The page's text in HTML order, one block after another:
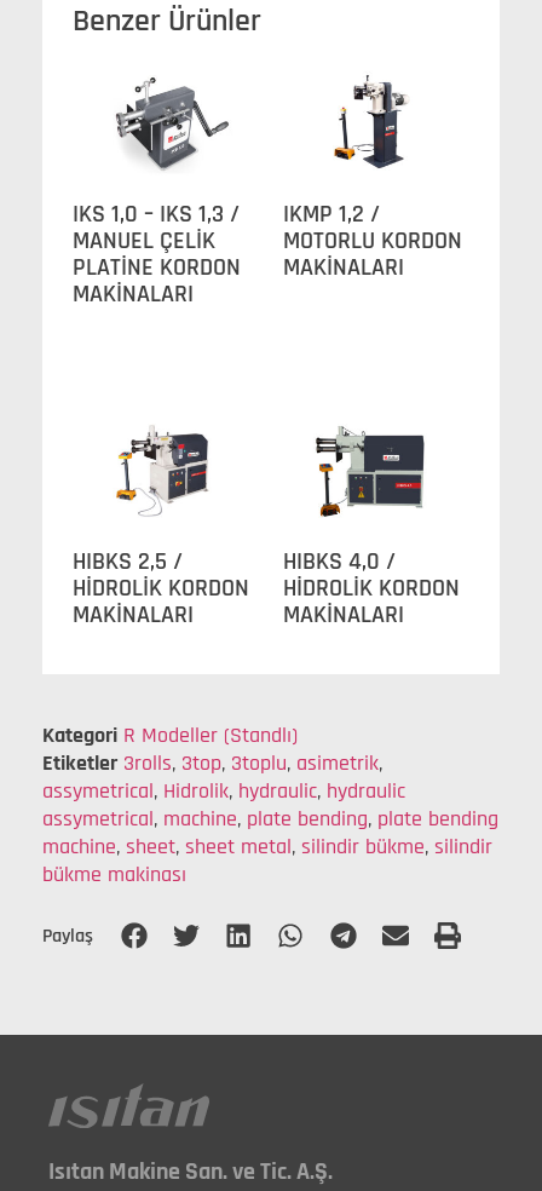
Benzer Ürünler
IKS 1,0 – IKS 1,3 /
MANUEL ÇELİK
PLATİNE KORDON
MAKİNALARI
IKMP 1,2 /
MOTORLU KORDON
MAKİNALARI
HIBKS 2,5 /
HİDROLİK KORDON
MAKİNALARI
HIBKS 4,0 /
HİDROLİK KORDON
MAKİNALARI
Kategori R Modeller (Standlı)
Etiketler 3rolls, 3top, 3toplu, asimetrik,
assymetrical, Hidrolik, hydraulic, hydraulic
assymetrical, machine, plate bending, plate bending
machine, sheet, sheet metal, silindir bükme, silindir
bükme makinası
Paylaş
Isıtan Makine San. ve Tic. A.Ş.